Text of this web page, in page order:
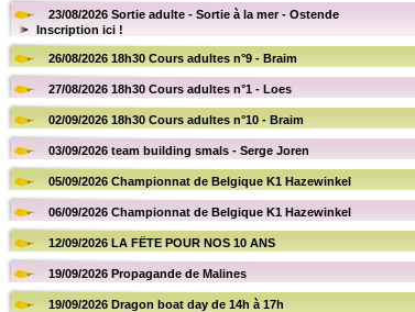
23/08/2026 Sortie adulte - Sortie à la mer - Ostende
Inscription ici !
26/08/2026 18h30 Cours adultes n°9 - Braim
27/08/2026 18h30 Cours adultes n°1 - Loes
02/09/2026 18h30 Cours adultes n°10 - Braim
03/09/2026 team building smals - Serge Joren
05/09/2026 Championnat de Belgique K1 Hazewinkel
06/09/2026 Championnat de Belgique K1 Hazewinkel
12/09/2026 LA FËTE POUR NOS 10 ANS
19/09/2026 Propagande de Malines
19/09/2026 Dragon boat day de 14h à 17h